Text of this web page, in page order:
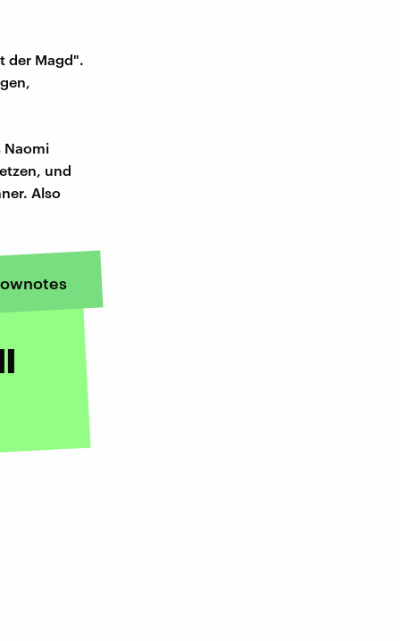
der Magd".
Naomi
und
Also